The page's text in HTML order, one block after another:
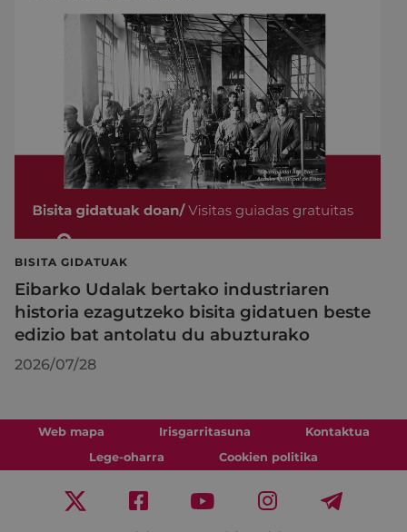
BISITA GIDATUAK
Eibarko Udalak bertako industriaren
historia ezagutzeko bisita gidatuen beste
edizio bat antolatu du abuzturako
2026/07/28
Web mapa Irisgarritasuna
Kontaktua
Lege-oharra
Cookien politika